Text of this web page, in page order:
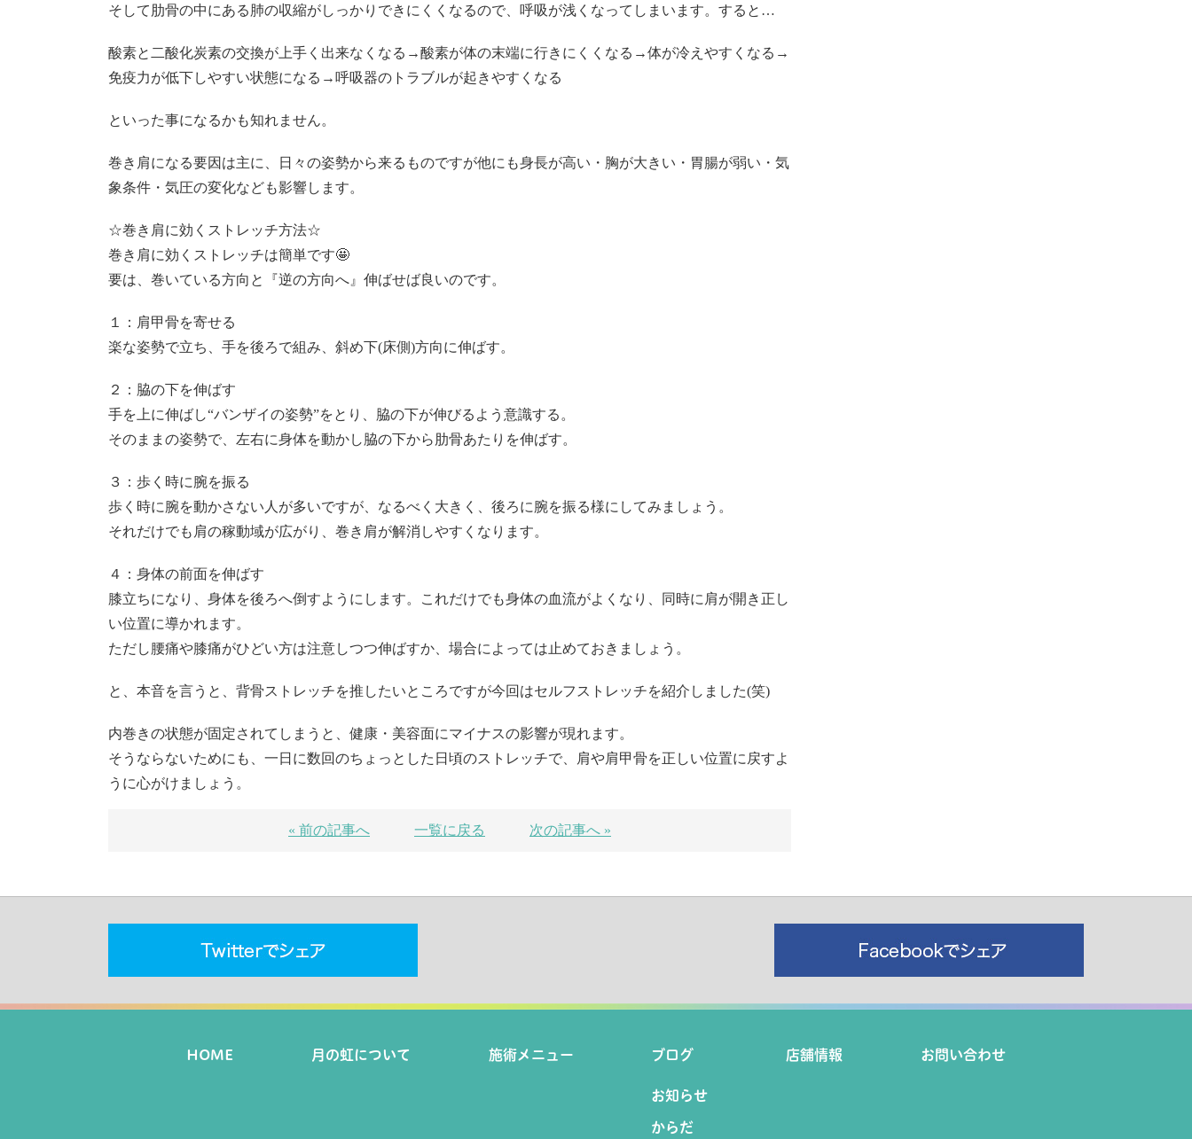
そして肋骨の中にある肺の収縮がしっかりできにくくなるので、呼吸が浅くなってしまいます。すると…
酸素と二酸化炭素の交換が上手く出来なくなる→酸素が体の末端に行きにくくなる→体が冷えやすくなる→
免疫力が低下しやすい状態になる→呼吸器のトラブルが起きやすくなる
といった事になるかも知れません。
巻き肩になる要因は主に、日々の姿勢から来るものですが他にも身長が高い・胸が大きい・胃腸が弱い・気
象条件・気圧の変化なども影響します。
☆巻き肩に効くストレッチ方法☆
巻き肩に効くストレッチは簡単です🤩
要は、巻いている方向と『逆の方向へ』伸ばせば良いのです。
１：肩甲骨を寄せる
楽な姿勢で立ち、手を後ろで組み、斜め下(床側)方向に伸ばす。
２：脇の下を伸ばす
手を上に伸ばし“バンザイの姿勢”をとり、脇の下が伸びるよう意識する。
そのままの姿勢で、左右に身体を動かし脇の下から肋骨あたりを伸ばす。
３：歩く時に腕を振る
歩く時に腕を動かさない人が多いですが、なるべく大きく、後ろに腕を振る様にしてみましょう。
それだけでも肩の稼動域が広がり、巻き肩が解消しやすくなります。
４：身体の前面を伸ばす
膝立ちになり、身体を後ろへ倒すようにします。これだけでも身体の血流がよくなり、同時に肩が開き正し
い位置に導かれます。
ただし腰痛や膝痛がひどい方は注意しつつ伸ばすか、場合によっては止めておきましょう。
と、本音を言うと、背骨ストレッチを推したいところですが今回はセルフストレッチを紹介しました(笑)
内巻きの状態が固定されてしまうと、健康・美容面にマイナスの影響が現れます。
そうならないためにも、一日に数回のちょっとした日頃のストレッチで、肩や肩甲骨を正しい位置に戻すよ
うに心がけましょう。
« 前の記事へ 一覧に戻る 次の記事へ »
HOME 月の虹について 施術メニュー ブログ
お知らせ
からだ
店舗情報 お問い合わせ